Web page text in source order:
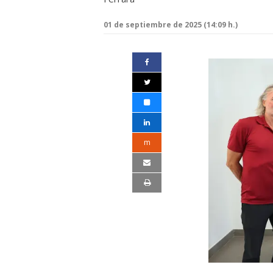
01 de septiembre de 2025 (14:09 h.)
m